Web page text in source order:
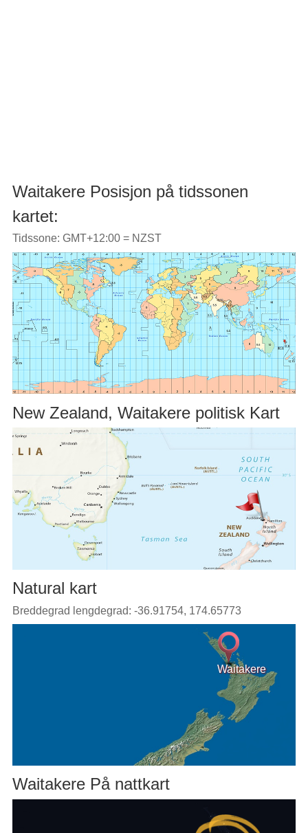
Waitakere Posisjon på tidssonen
kartet:
Tidssone: GMT+12:00 = NZST
New Zealand, Waitakere politisk Kart
Natural kart
Breddegrad lengdegrad: -36.91754, 174.65773
Waitakere
Waitakere På nattkart